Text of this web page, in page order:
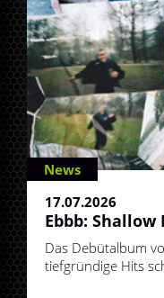
News
17.07.2026
Ebbb: Shallow
Das Debütalbum
tiefgründige Hits